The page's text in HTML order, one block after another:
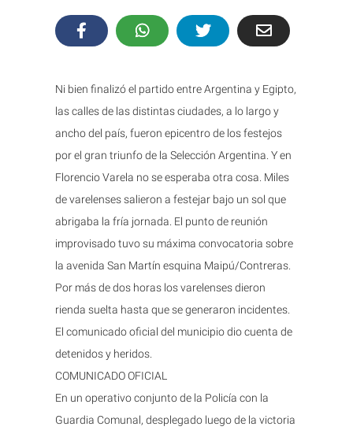
Ni bien finalizó el partido entre Argentina y Egipto,
las calles de las distintas ciudades, a lo largo y
ancho del país, fueron epicentro de los festejos
por el gran triunfo de la Selección Argentina. Y en
Florencio Varela no se esperaba otra cosa. Miles
de varelenses salieron a festejar bajo un sol que
abrigaba la fría jornada. El punto de reunión
improvisado tuvo su máxima convocatoria sobre
la avenida San Martín esquina Maipú/Contreras.
Por más de dos horas los varelenses dieron
rienda suelta hasta que se generaron incidentes.
El comunicado oficial del municipio dio cuenta de
detenidos y heridos.
COMUNICADO OFICIAL
En un operativo conjunto de la Policía con la
Guardia Comunal, desplegado luego de la victoria